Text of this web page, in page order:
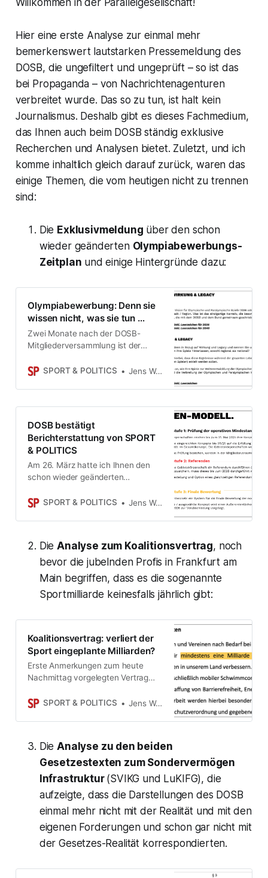
Hier eine erste Analyse zur einmal mehr
bemerkenswert lautstarken Pressemeldung des
DOSB, die ungefiltert und ungeprüft – so ist das
bei Propaganda – von Nachrichtenagenturen
verbreitet wurde. Das so zu tun, ist halt kein
Journalismus. Deshalb gibt es dieses Fachmedium,
das Ihnen auch beim DOSB ständig exklusive
Recherchen und Analysen bietet. Zuletzt, und ich
komme inhaltlich gleich darauf zurück, waren das
einige Themen, die vom heutigen nicht zu trennen
sind:
Die Exklusivmeldung über den schon
wieder geänderten Olympiabewerbungs-
Zeitplan und einige Hintergründe dazu:
Olympiabewerbung: Denn sie
wissen nicht, was sie tun …
Zwei Monate nach der DOSB-
Mitgliederversammlung ist der
ein weiteres Jahr verschoben, mit
Begründung. Ab Donnerstag richtet
der DOSB einen Workshop aus.
Games-Desaster zu tun hat?
Exklusiv für Abonnenten!
SPORT & POLITICS Jens Weinreich
DOSB bestätigt
Berichterstattung von SPORT
& POLITICS
Am 26. März hatte ich Ihnen den
schon wieder geänderten
deutsche Olympiabewerbung
interessierten Städte und Regionen.
Genau das wurde vom DOSB heute
auf einem Videocall bestätigt.
SPORT & POLITICS Jens Weinreich
DieAnalyse zum Koalitionsvertrag, noch
bevor die jubelnden Profis in Frankfurt am
Main begriffen, dass es die sogenannte
Sportmilliarde keinesfalls jährlich gibt:
Koalitionsvertrag: verliert der
Sport eingeplante Milliarden?
Erste Anmerkungen zum heute
Nachmittag vorgelegten Vertrag
Vergleich zum Arbeitspapier, das
organisierten Sport jubeln.
SPORT & POLITICS Jens Weinreich
DieAnalyse zu den beiden
Gesetzestexten zum Sondervermögen
Infrastruktur (SVIKG und LuKIFG), die
aufzeigte, dass die Darstellungen des DOSB
einmal mehr nicht mit der Realität und mit den
eigenen Forderungen und schon gar nicht mit
der Gesetzes-Realität korrespondierten.